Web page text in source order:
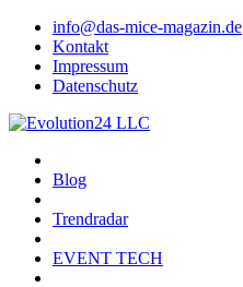
info@das-mice-magazin.de
Kontakt
Impressum
Datenschutz
Blog
Trendradar
EVENT TECH